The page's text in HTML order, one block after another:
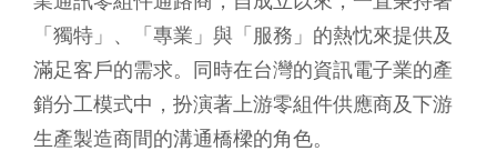
「獨特」、「專業」與「服務」的熱忱來提供及
滿足客戶的需求。同時在台灣的資訊電子業的產
銷分工模式中，扮演著上游零組件供應商及下游
生產製造商間的溝通橋樑的角色。